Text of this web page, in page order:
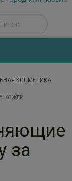
КОСМЕТИКА
КОЖЕЙ
за